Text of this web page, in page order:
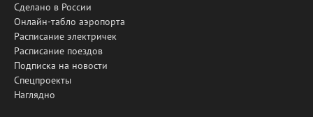
Сделано в России
Онлайн-табло аэропорта
Расписание электричек
Расписание поездов
Подписка на новости
Спецпроекты
Наглядно